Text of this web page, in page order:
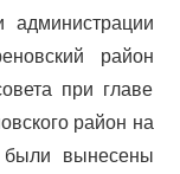
район
при главе
район на
были вынесены